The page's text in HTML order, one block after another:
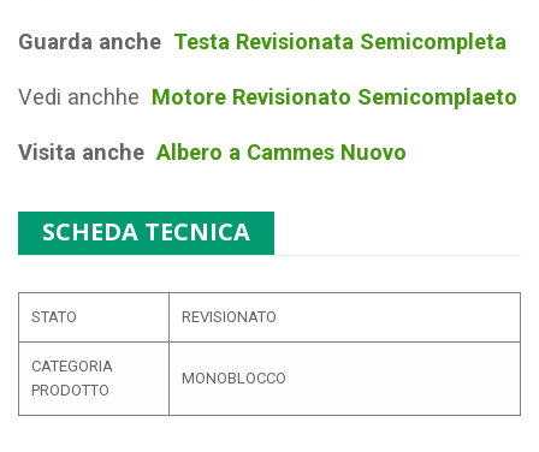
Guarda anche Testa Revisionata Semicompleta
Vedi anchhe Motore Revisionato Semicomplaeto
Visita anche Albero a Cammes Nuovo
SCHEDA TECNICA
STATO REVISIONATO
CATEGORIA
PRODOTTO
MONOBLOCCO